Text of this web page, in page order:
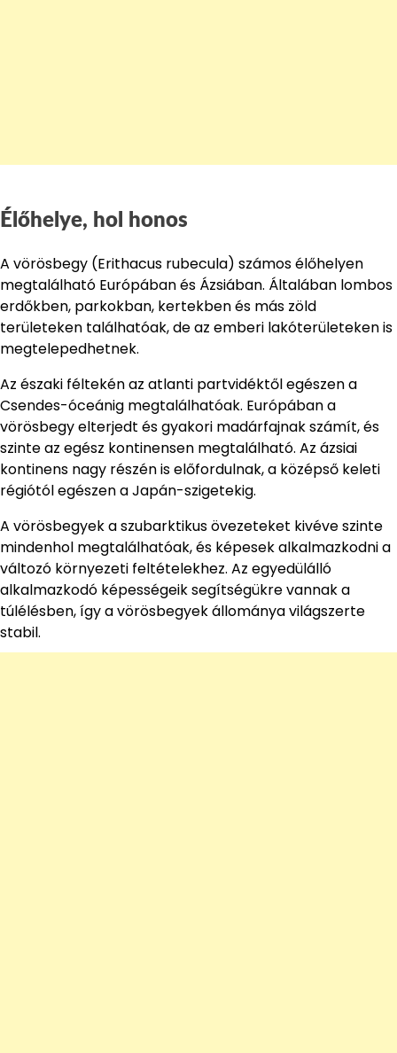
Élőhelye, hol honos
A vörösbegy (Erithacus rubecula) számos élőhelyen
megtalálható Európában és Ázsiában. Általában lombos
erdőkben, parkokban, kertekben és más zöld
területeken találhatóak, de az emberi lakóterületeken is
megtelepedhetnek.
Az északi féltekén az atlanti partvidéktől egészen a
Csendes-óceánig megtalálhatóak. Európában a
vörösbegy elterjedt és gyakori madárfajnak számít, és
szinte az egész kontinensen megtalálható. Az ázsiai
kontinens nagy részén is előfordulnak, a középső keleti
régiótól egészen a Japán-szigetekig.
A vörösbegyek a szubarktikus övezeteket kivéve szinte
mindenhol megtalálhatóak, és képesek alkalmazkodni a
változó környezeti feltételekhez. Az egyedülálló
alkalmazkodó képességeik segítségükre vannak a
túlélésben, így a vörösbegyek állománya világszerte
stabil.